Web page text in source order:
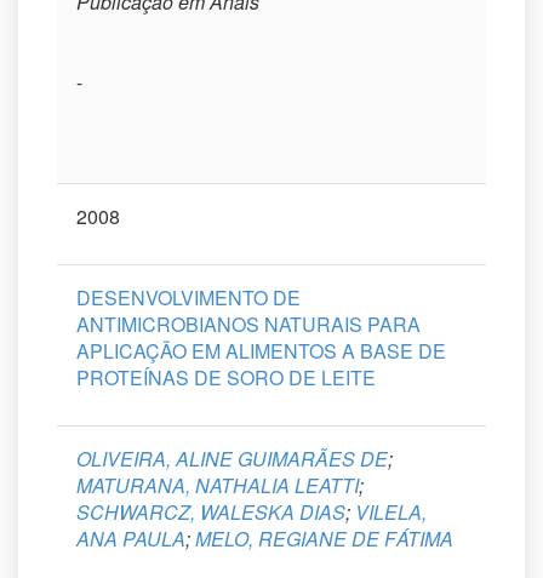
-
2008
DESENVOLVIMENTO DE
ANTIMICROBIANOS NATURAIS PARA
APLICAÇÃO EM ALIMENTOS A BASE DE
PROTEÍNAS DE SORO DE LEITE
OLIVEIRA, ALINE GUIMARÃES DE;
MATURANA, NATHALIA LEATTI;
SCHWARCZ, WALESKA DIAS; VILELA,
ANA PAULA;MELO, REGIANE DE FÁTIMA